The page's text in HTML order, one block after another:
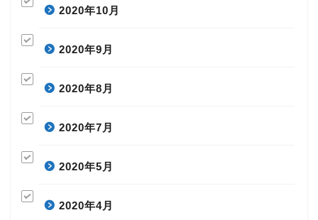
2020年10月
2020年9月
2020年8月
2020年7月
2020年5月
2020年4月